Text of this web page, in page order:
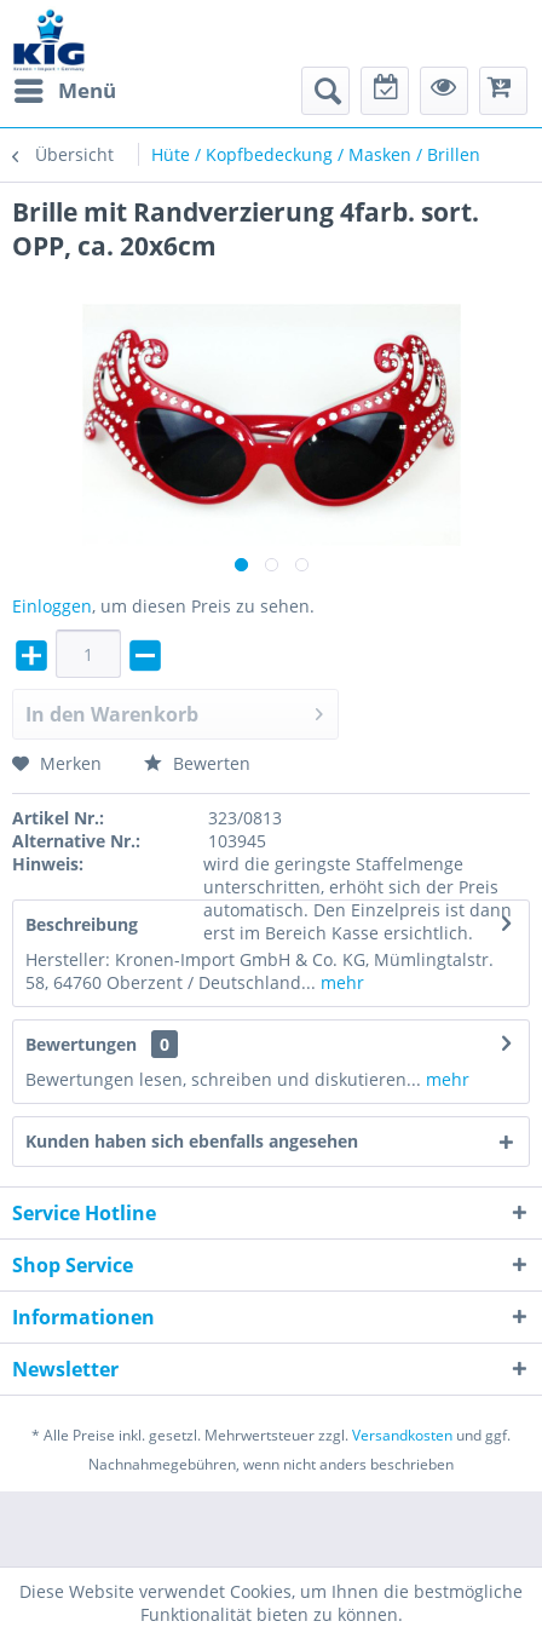
Menü
Übersicht Hüte / Kopfbedeckung / Masken / Brillen
Brille mit Randverzierung 4farb. sort.
OPP, ca. 20x6cm
Einloggen, um diesen Preis zu sehen.
In den Warenkorb
Merken Bewerten
Artikel Nr.:
323/0813
Alternative Nr.:
103945
Hinweis:
wird die geringste Staffelmenge
unterschritten, erhöht sich der Preis
automatisch. Den Einzelpreis ist dann
erst im Bereich Kasse ersichtlich.
Beschreibung
Hersteller: Kronen-Import GmbH & Co. KG, Mümlingtalstr.
58, 64760 Oberzent / Deutschland... mehr
Bewertungen
0
Bewertungen lesen, schreiben und diskutieren... mehr
Kunden haben sich ebenfalls angesehen
Service Hotline
Shop Service
Informationen
Newsletter
* Alle Preise inkl. gesetzl. Mehrwertsteuer zzgl.Versandkosten und ggf.
Nachnahmegebühren, wenn nicht anders beschrieben
Diese Website verwendet Cookies, um Ihnen die bestmögliche
Funktionalität bieten zu können.